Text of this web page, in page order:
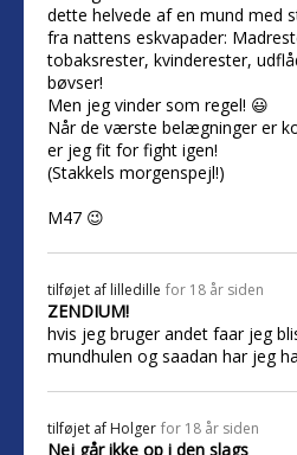
dette helvede af en mund med
fra nattens eskvapader:
tobaksrester, kvinderester,
bøvser!
Men jeg vinder som regel! 😃
Når de værste belægninger er
er jeg fit for fight igen!
(Stakkels morgenspejl!)
M47 😉
tilføjet af lilledille for 18 år siden
ZENDIUM!
hvis jeg bruger andet faar jeg
mundhulen og saadan har jeg
tilføjet af Holger for 18 år siden
Nej går ikke op i den slags